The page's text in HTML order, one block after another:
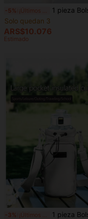
-5%
1 pieza Bolsa portátil para bastón de trekking que se puede colgar en una mochila, bolsa de almacenamiento ultraligera y plegable para bastón de trekking y bastón de senderismo,
Solo quedan 3
ARS$10.076
Estimado
-3% ¡Últimos 3 días 1 pieza Bolsa portátil para botella de agua, Portavasos de agua cruzado con correa ajustable,